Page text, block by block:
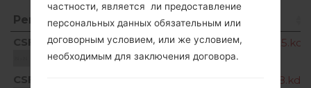
Регион Название файла
Регион
Название файла
CSF
Unknown
Q720QM520e_00_CCT_US_OP_0225.kdz
CSF
Q720QM520f_00_CCT_US_OP_0508.kdz
частности, является ли предоставление
персональных данных обязательным или
договорным условием, или же условием,
необходимым для заключения договора.